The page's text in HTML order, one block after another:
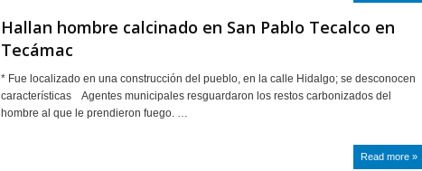
Hallan hombre calcinado en San Pablo Tecalco en
Tecámac
* Fue localizado en una construcción del pueblo, en la calle Hidalgo; se desconocen
características Agentes municipales resguardaron los restos carbonizados del
hombre al que le prendieron fuego. …
Read more »